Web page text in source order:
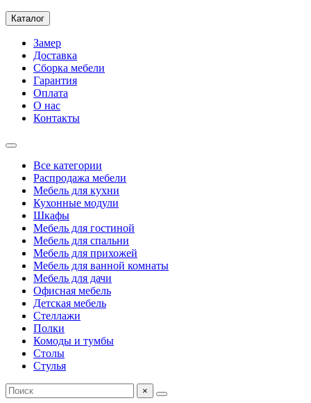
Каталог
Замер
Доставка
Сборка мебели
Гарантия
Оплата
О нас
Контакты
Все категории
Распродажа мебели
Мебель для кухни
Кухонные модули
Шкафы
Мебель для гостиной
Мебель для спальни
Мебель для прихожей
Мебель для ванной комнаты
Мебель для дачи
Офисная мебель
Детская мебель
Стеллажи
Полки
Комоды и тумбы
Столы
Стулья
×